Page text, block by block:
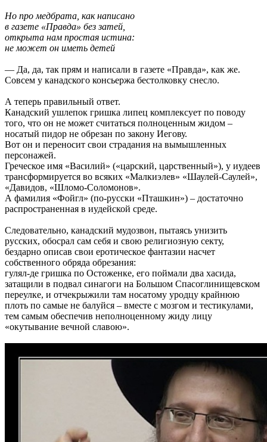
Но про медбрата, как написано
в газете «Правда» без затей,
открыта нам простая истина:
не может он иметь детей
— Да, да, так прям и написали в газете «Правда», как же.
Совсем у канадского консьержа бестолковку снесло.
А теперь правильный ответ.
Канадский ушлепок гришка липец комплексует по поводу
того, что он не может считаться полноценным жидом –
носатый пидор не обрезан по закону Иегову.
Вот он и переносит свои страдания на вымышленных
персонажей.
Греческое имя «Василий» («царский, царственный»), у иудеев
трансформируется во всяких «Малкиэлев» «Шаулей-Саулей»,
«Давидов, «Шломо-Соломонов».
А фамилия «Фойгл» (по-русски «Пташкин») – достаточно
распространенная в иудейской среде.
Следовательно, канадский мудозвон, пытаясь унизить
русских, обосрал сам себя и свою религиозную секту,
бездарно описав свои еротическое фантазии насчет
собственного обряда обрезания:
гулял-де гришка по Остоженке, его поймали два хасида,
затащили в подвал синагоги на Большом Спасоглинищевском
переулке, и отчекрыжили там носатому уродцу крайнюю
плоть по самые не балуйся – вместе с мозгом и тестикулами,
тем самым обеспечив неполноценному жиду лицу
«окутывание вечной славою».